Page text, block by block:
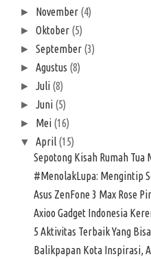
► November (4)
►Oktober (5)
►September (3)
►Agustus (8)
►Juli (8)
►Juni (5)
► Mei (16)
▼April (15)
Sepotong Kisah Rumah Tua
#MenolakLupa: Mengintip
Asus ZenFone 3 Max Rose
Axioo Gadget Indonesia
5 Aktivitas Terbaik Yang
Balikpapan Kota Inspirasi,